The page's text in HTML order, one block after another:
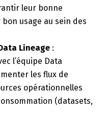
leur bonne
usage au sein des
Lineage :
l’équipe Data
les flux de
opérationnelles
(datasets,